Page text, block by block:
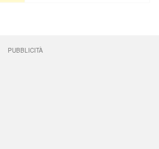
PUBBLICITÀ